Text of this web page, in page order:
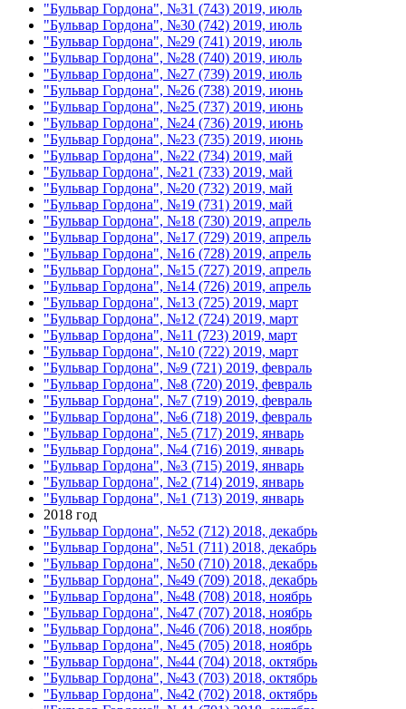
"Бульвар Гордона", №31 (743) 2019, июль
"Бульвар Гордона", №30 (742) 2019, июль
"Бульвар Гордона", №29 (741) 2019, июль
"Бульвар Гордона", №28 (740) 2019, июль
"Бульвар Гордона", №27 (739) 2019, июль
"Бульвар Гордона", №26 (738) 2019, июнь
"Бульвар Гордона", №25 (737) 2019, июнь
"Бульвар Гордона", №24 (736) 2019, июнь
"Бульвар Гордона", №23 (735) 2019, июнь
"Бульвар Гордона", №22 (734) 2019, май
"Бульвар Гордона", №21 (733) 2019, май
"Бульвар Гордона", №20 (732) 2019, май
"Бульвар Гордона", №19 (731) 2019, май
"Бульвар Гордона", №18 (730) 2019, апрель
"Бульвар Гордона", №17 (729) 2019, апрель
"Бульвар Гордона", №16 (728) 2019, апрель
"Бульвар Гордона", №15 (727) 2019, апрель
"Бульвар Гордона", №14 (726) 2019, апрель
"Бульвар Гордона", №13 (725) 2019, март
"Бульвар Гордона", №12 (724) 2019, март
"Бульвар Гордона", №11 (723) 2019, март
"Бульвар Гордона", №10 (722) 2019, март
"Бульвар Гордона", №9 (721) 2019, февраль
"Бульвар Гордона", №8 (720) 2019, февраль
"Бульвар Гордона", №7 (719) 2019, февраль
"Бульвар Гордона", №6 (718) 2019, февраль
"Бульвар Гордона", №5 (717) 2019, январь
"Бульвар Гордона", №4 (716) 2019, январь
"Бульвар Гордона", №3 (715) 2019, январь
"Бульвар Гордона", №2 (714) 2019, январь
"Бульвар Гордона", №1 (713) 2019, январь
2018 год
"Бульвар Гордона", №52 (712) 2018, декабрь
"Бульвар Гордона", №51 (711) 2018, декабрь
"Бульвар Гордона", №50 (710) 2018, декабрь
"Бульвар Гордона", №49 (709) 2018, декабрь
"Бульвар Гордона", №48 (708) 2018, ноябрь
"Бульвар Гордона", №47 (707) 2018, ноябрь
"Бульвар Гордона", №46 (706) 2018, ноябрь
"Бульвар Гордона", №45 (705) 2018, ноябрь
"Бульвар Гордона", №44 (704) 2018, октябрь
"Бульвар Гордона", №43 (703) 2018, октябрь
"Бульвар Гордона", №42 (702) 2018, октябрь